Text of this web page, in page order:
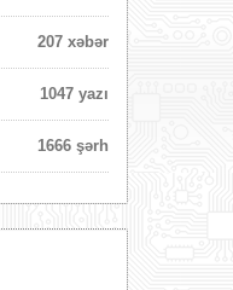
207 xəbər
1047 yazı
1666 şərh